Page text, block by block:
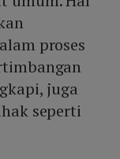
proses
juga
seperti